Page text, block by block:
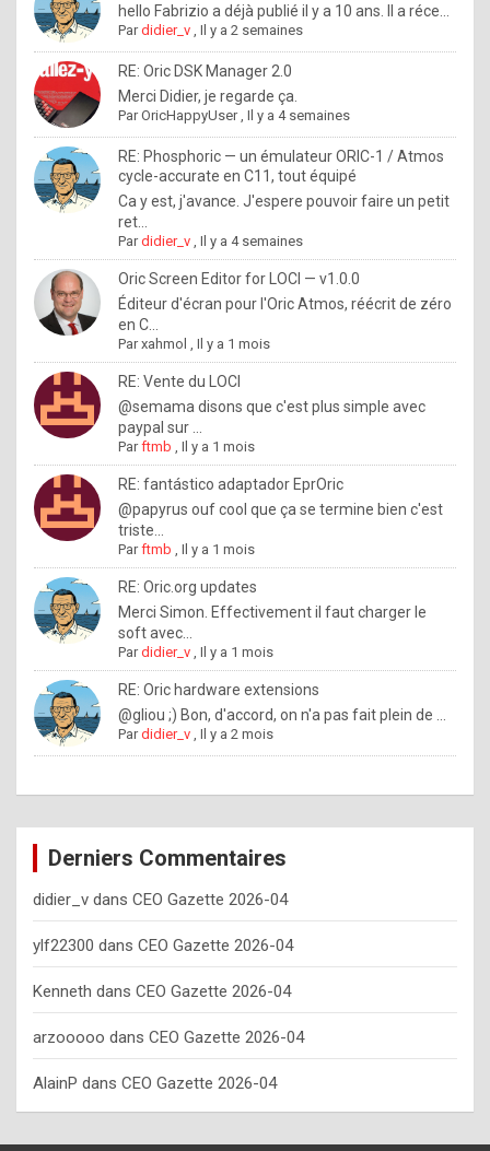
o
l
e
x
.
I
f
y
o
u
w
a
n
t
o
n
o
w
h
o
w
o
e
y
o
u
s
h
o
hello Fabrizio a déjà publié il y a 10 ans. Il a réce...
Pardidier_v ,Il y a 2 semaines
RE: Oric DSK Manager 2.0
Merci Didier, je regarde ça.
ParOricHappyUser,Il y a 4 semaines
RE: Phosphoric — un émulateur ORIC-1 / Atmos
cycle-accurate en C11, tout équipé
Ca y est, j'avance. J'espere pouvoir faire un petit
ret...
Pardidier_v ,Il y a 4 semaines
Oric Screen Editor for LOCI — v1.0.0
Éditeur d'écran pour l'Oric Atmos, réécrit de zéro
en C...
Parxahmol ,Il y a 1 mois
RE: Vente du LOCI
@semama disons que c'est plus simple avec
paypal sur ...
Parftmb ,Il y a 1 mois
RE: fantástico adaptador EprOric
@papyrus ouf cool que ça se termine bien c'est
triste...
Parftmb ,Il y a 1 mois
RE: Oric.org updates
Merci Simon. Effectivement il faut charger le
soft avec...
Pardidier_v ,Il y a 1 mois
RE: Oric hardware extensions
@gliou ;) Bon, d'accord, on n'a pas fait plein de ...
Pardidier_v ,Il y a 2 mois
Derniers Commentaires
didier_v dans CEO Gazette 2026-04
ylf22300 dans CEO Gazette 2026-04
Kenneth dans CEO Gazette 2026-04
arzooooo dans CEO Gazette 2026-04
AlainP dans CEO Gazette 2026-04